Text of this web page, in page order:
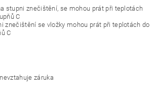
stupni znečištění, se mohou prát při teplotách
C
znečištění se vložky mohou prát při teplotách do
C
záruka